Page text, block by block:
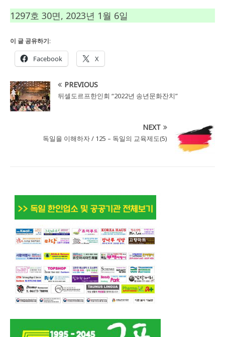
1297호 30면, 2023년 1월 6일
이 글 공유하기:
Facebook X
PREVIOUS
뒤셀도르프한인회 “2022년 송년문화잔치”
NEXT
독일을 이해하자 / 125 – 독일의 교육제도(5)